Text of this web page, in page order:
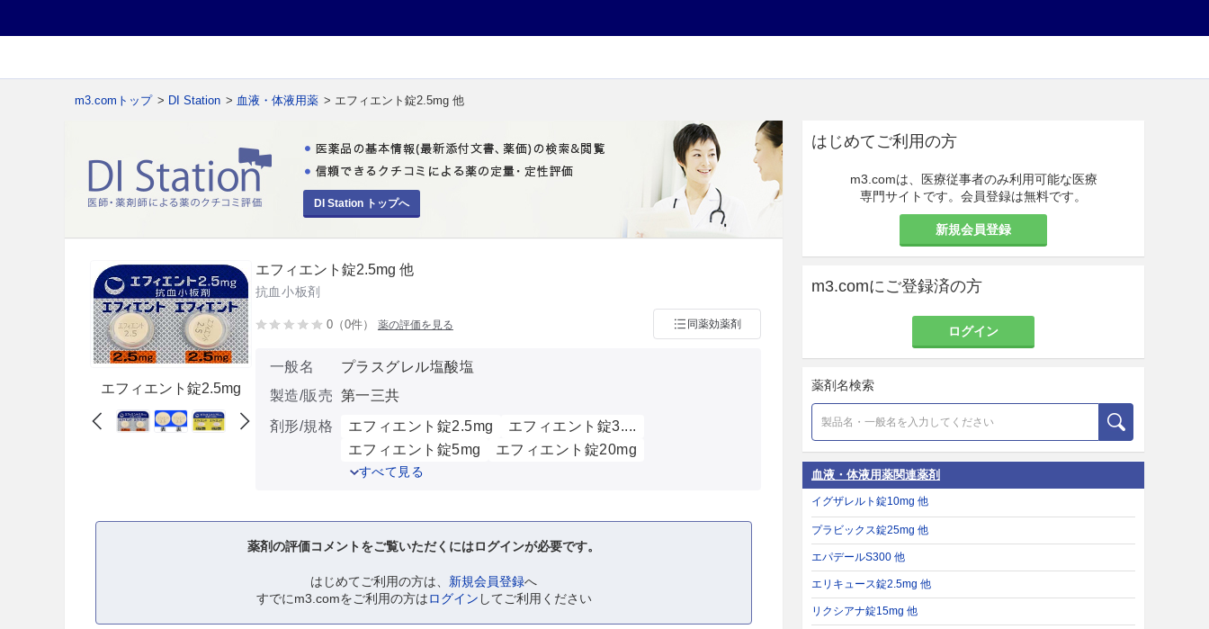
m3.comトップ > DI Station > 血液・体液用薬 > エフィエント錠2.5mg 他
DI Station トップへ
エフィエント錠2.5mg
エフィエント錠2.5mg 他
抗血小板剤
0（0件） 薬の評価を見る 同薬効薬剤
一般名
プラスグレル塩酸塩
製造/販売 第一三共
剤形/規格
エフィエント錠2.5mg
エフィエント錠3....
エフィエント錠5mg
エフィエント錠20mg
すべて見る
薬剤の評価コメントをご覧いただくにはログインが必要です。
はじめてご利用の方は、 新規会員登録へ
すでにm3.comをご利用の方はログイン してご利用ください
はじめてご利用の方
m3.comは、医療従事者のみ利用可能な医療
専門サイトです。会員登録は無料です。
新規会員登録
m3.comにご登録済の方
ログイン
薬剤名検索
血液・体液用薬関連薬剤
イグザレルト錠10mg 他
プラビックス錠25mg 他
エパデールS300 他
エリキュース錠2.5mg 他
リクシアナ錠15mg 他